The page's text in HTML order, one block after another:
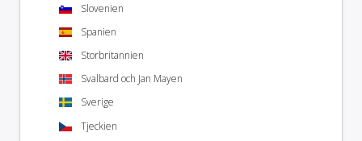
Slovenien
Spanien
Storbritannien
Svalbard och Jan Mayen
Sverige
Tjeckien